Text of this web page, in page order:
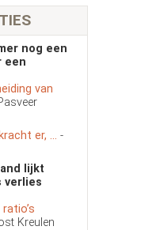
nog een
een
van
er, ... -
lijkt
verlies
Kreulen